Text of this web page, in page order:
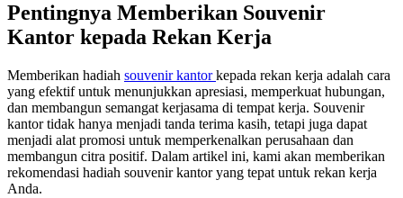
Pentingnya Memberikan Souvenir
Kantor kepada Rekan Kerja
Memberikan hadiah souvenir kantorkepada rekan kerja adalah cara
yang efektif untuk menunjukkan apresiasi, memperkuat hubungan,
dan membangun semangat kerjasama di tempat kerja. Souvenir
kantor tidak hanya menjadi tanda terima kasih, tetapi juga dapat
menjadi alat promosi untuk memperkenalkan perusahaan dan
membangun citra positif. Dalam artikel ini, kami akan memberikan
rekomendasi hadiah souvenir kantor yang tepat untuk rekan kerja
Anda.